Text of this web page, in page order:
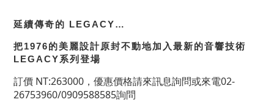
延續傳奇的 LEGACY…
把1976的美麗設計原封不動地加入最新的音響技術
LEGACY系列登場
訂價 NT:263000，優惠價格請來訊息詢問或來電02-
26753960/0909588585詢問